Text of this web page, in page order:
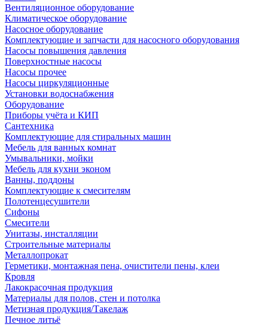
Вентиляционное оборудование
Климатическое оборудование
Насосное оборудование
Комплектующие и запчасти для насосного оборудования
Насосы повышения давления
Поверхностные насосы
Насосы прочее
Насосы циркуляционные
Установки водоснабжения
Оборудование
Приборы учёта и КИП
Сантехника
Комплектующие для стиральных машин
Мебель для ванных комнат
Умывальники, мойки
Мебель для кухни эконом
Ванны, поддоны
Комплектующие к смесителям
Полотенцесушители
Сифоны
Смесители
Унитазы, инсталляции
Строительные материалы
Металлопрокат
Герметики, монтажная пена, очистители пены, клеи
Кровля
Лакокрасочная продукция
Материалы для полов, стен и потолка
Метизная продукция/Такелаж
Печное литьё